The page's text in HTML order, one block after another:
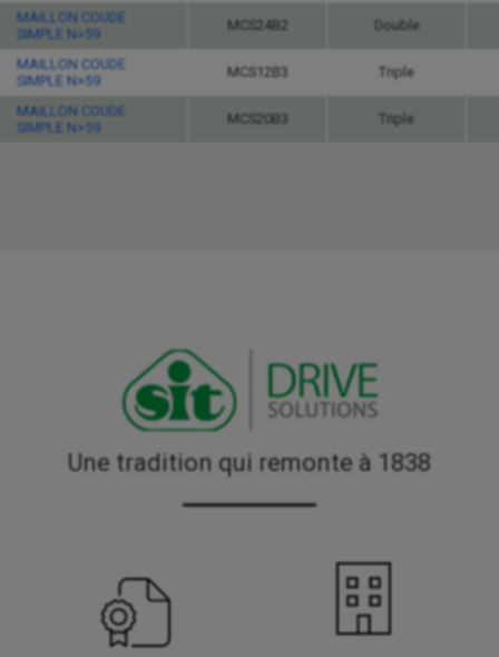
MAILLON COUDE
SIMPLE N>59
MCS24B2 Double
MAILLON COUDE
SIMPLE N>59
MCS12B3 Triple
MAILLON COUDE
SIMPLE N>59
MCS20B3 Triple
Une tradition qui remonte à 1838